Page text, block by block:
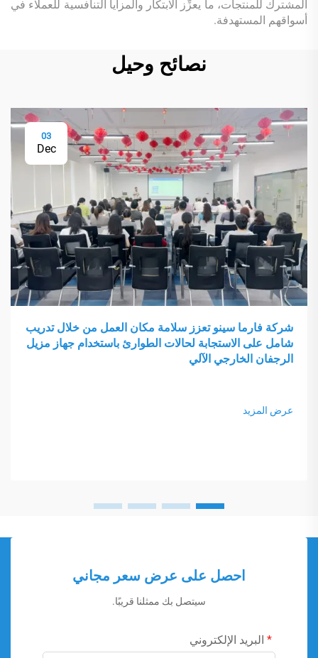
المشترك للمنتجات، ما يعزِّز الابتكار والمزايا التنافسية للعملاء في
أسواقهم المستهدفة.
نصائح وحيل
03
Dec
شركة فارما سينو تعزز سلامة مكان العمل من خلال تدريب
شامل على الاستجابة لحالات الطوارئ باستخدام جهاز مزيل
الرجفان الخارجي الآلي
عرض المزيد
احصل على عرض سعر مجاني
سيتصل بك ممثلنا قريبًا.
البريد الإلكتروني